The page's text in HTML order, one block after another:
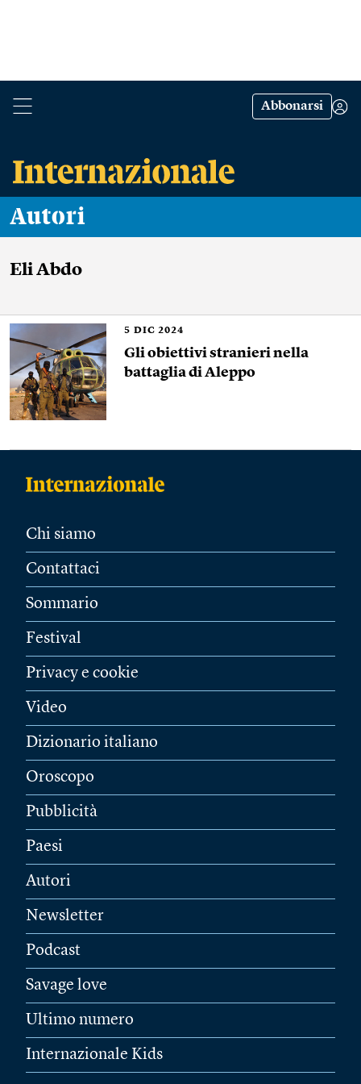
Abbonarsi
Autori
Eli Abdo
5 DIC 2024
Gli obiettivi stranieri nella
battaglia di Aleppo
Chi siamo
Contattaci
Sommario
Festival
Privacy e cookie
Video
Dizionario italiano
Oroscopo
Pubblicità
Paesi
Autori
Newsletter
Podcast
Savage love
Ultimo numero
Internazionale Kids